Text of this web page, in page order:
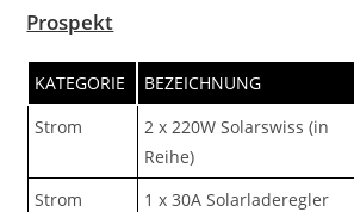
Prospekt
KATEGORIE BEZEICHNUNG
Strom
2 x 220W Solarswiss (in
Reihe)
Strom
1 x 30A Solarladeregler